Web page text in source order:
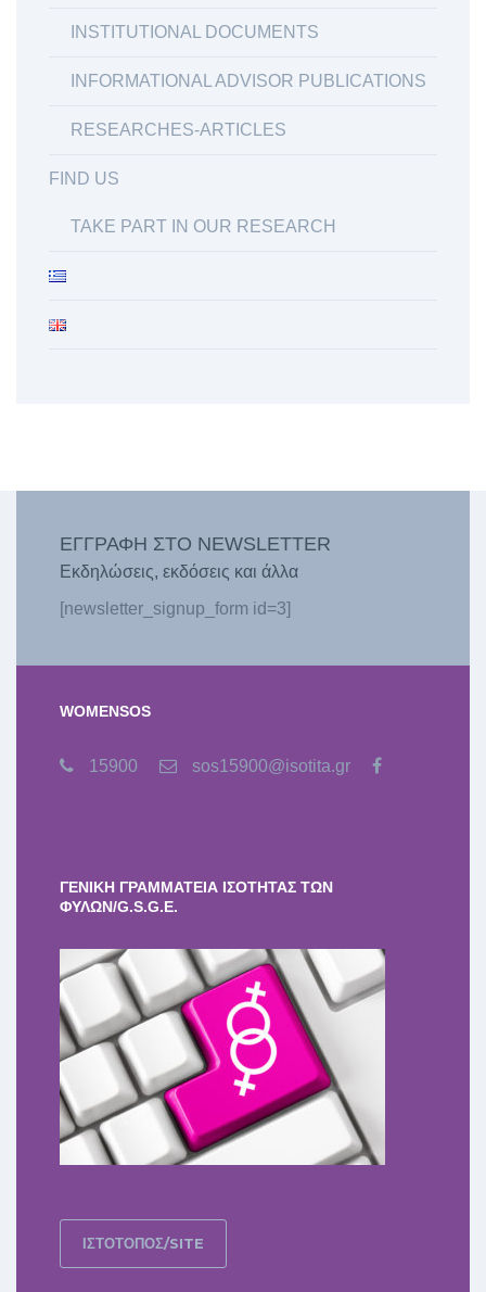
INSTITUTIONAL DOCUMENTS
INFORMATIONAL ADVISOR PUBLICATIONS
RESEARCHES-ARTICLES
FIND US
TAKE PART IN OUR RESEARCH
ΕΓΓΡΑΦΗ ΣΤΟ NEWSLETTER
Εκδηλώσεις, εκδόσεις και άλλα
[newsletter_signup_form id=3]
WOMENSOS
15900 sos15900@isotita.gr
ΓΕΝΙΚΗ ΓΡΑΜΜΑΤΕΙΑ ΙΣΟΤΗΤΑΣ ΤΩΝ
ΦΥΛΩΝ/G.S.G.E.
ΙΣΤΟΤΟΠΟΣ/SITE